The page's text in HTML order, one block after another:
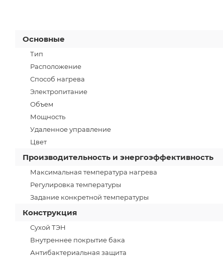
Основные
Тип
Расположение
Способ нагрева
Электропитание
Объем
Мощность
Удаленное управление
Цвет
Производительность и энергоэффективность
Максимальная температура нагрева
Регулировка температуры
Задание конкретной температуры
Конструкция
Сухой ТЭН
Внутреннее покрытие бака
Антибактериальная защита